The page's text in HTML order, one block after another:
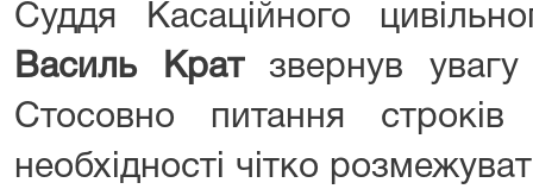
Суддя Касаційного
Василь Кратзвернув увагу
Стосовно питання
необхідності чітко